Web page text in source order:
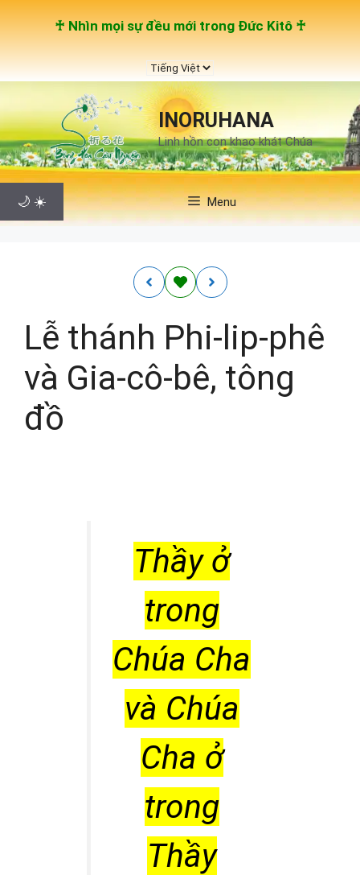
Chuyển
đến
nội
dung
♰ Nhìn mọi sự đều mới trong Đức Kitô ♰
Chọn
một
ngôn
ngữINORUHANA
Linh hồn con khao khát Chúa
🌙 ☀️ Menu
Lễ thánh Phi-lip-phê
và Gia-cô-bê, tông
đồ
Thầy ở
trong
Chúa Cha
và Chúa
Cha ở
trong
Thầy